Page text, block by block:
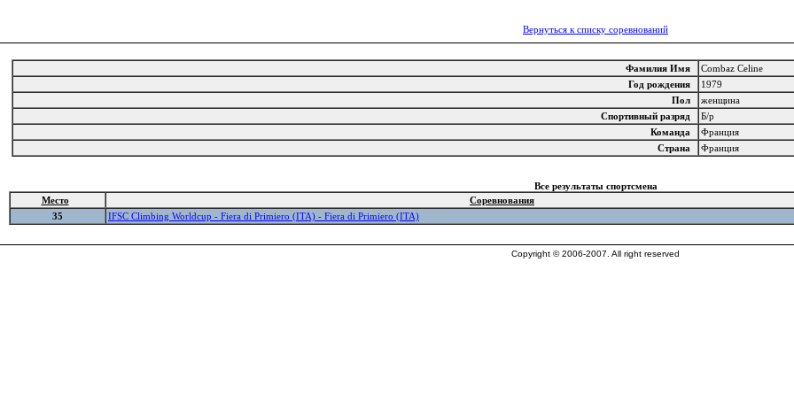
Вернуться к списку соревнований
Фамилия Имя
Combaz Celine
Год рождения
1979
Пол
женщина
Спортивный разряд
Б/р
Команда
Франция
Страна
Франция
Все результаты спортсмена
Место
Соревнования
35
IFSC Climbing Worldcup - Fiera di Primiero (ITA) - Fiera di Primiero (ITA)
Copyright © 2006-2007. All right reserved